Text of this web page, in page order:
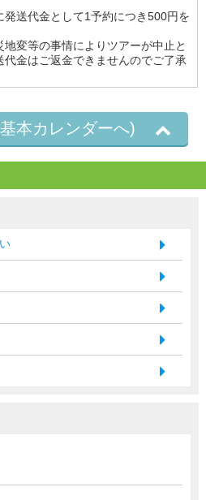
送代金として1予約につき500円を
変等の事情によりツアーが中止と
代金はご返金できませんのでご了承
本カレンダーへ)